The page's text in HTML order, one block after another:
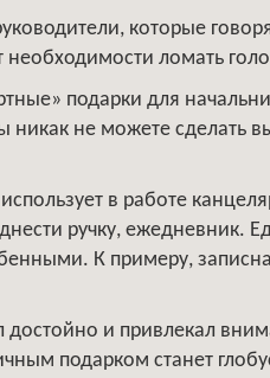
которые
необходимости ломать
подарки для
никак не можете сделать
в работе
ручку, ежедневник.
К примеру,
достойно и привлекал
подарком станет